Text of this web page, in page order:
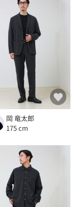
岡 竜太郎
175 cm